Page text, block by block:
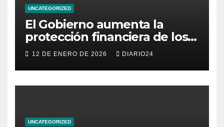
UNCATEGORIZED
El Gobierno aumenta la
protección financiera de los
consumidores con límites a
los intereses del crédito al
consumo para evitar el
sobreendeudamiento
12 DE ENERO DE 2026 DIARIO24
UNCATEGORIZED